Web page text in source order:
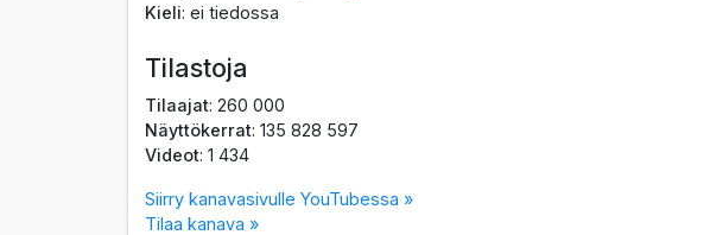
Kieli: ei tiedossa
Tilastoja
Tilaajat: 260 000
Näyttökerrat: 135 828 597
Videot: 1 434
Siirry kanavasivulle YouTubessa »
Tilaa kanava »